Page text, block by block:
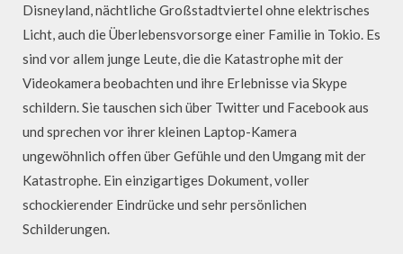
Disneyland, nächtliche Großstadtviertel ohne elektrisches
Licht, auch die Überlebensvorsorge einer Familie in Tokio. Es
sind vor allem junge Leute, die die Katastrophe mit der
Videokamera beobachten und ihre Erlebnisse via Skype
schildern. Sie tauschen sich über Twitter und Facebook aus
und sprechen vor ihrer kleinen Laptop-Kamera
ungewöhnlich offen über Gefühle und den Umgang mit der
Katastrophe. Ein einzigartiges Dokument, voller
schockierender Eindrücke und sehr persönlichen
Schilderungen.